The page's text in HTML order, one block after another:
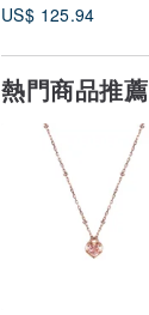
US$ 125.94
熱門商品推薦